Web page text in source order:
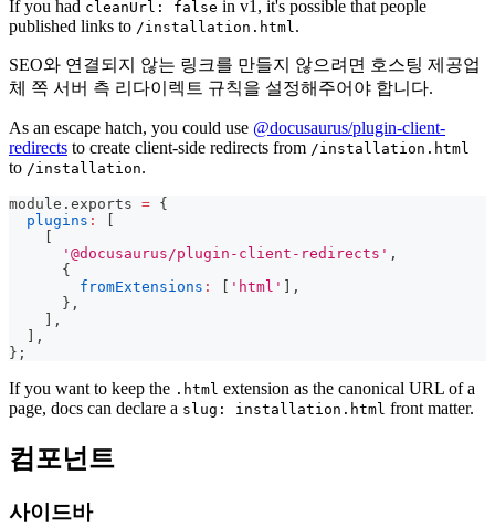
If you had cleanUrl: false in v1, it's possible that people
published links to /installation.html .
SEO와 연결되지 않는 링크를 만들지 않으려면 호스팅 제공업
체 쪽 서버 측 리다이렉트 규칙을 설정해주어야 합니다.
As an escape hatch, you could use @docusaurus/plugin-client-
redirects to create client-side redirects from /installation.html
to /installation.
module . exports = {
plugins :
'@docusaurus/plugin-client-redirects' ,
{
fromExtensions : 'html'
,
} ,
,
,
} ;
If you want to keep the .html extension as the canonical URL of a
page, docs can declare a slug: installation.html front matter.
컴포넌트
사이드바